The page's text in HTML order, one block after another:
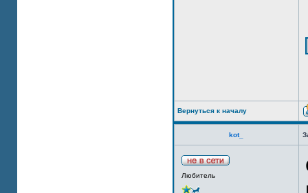
Вернуться к началу
kot_
Любитель